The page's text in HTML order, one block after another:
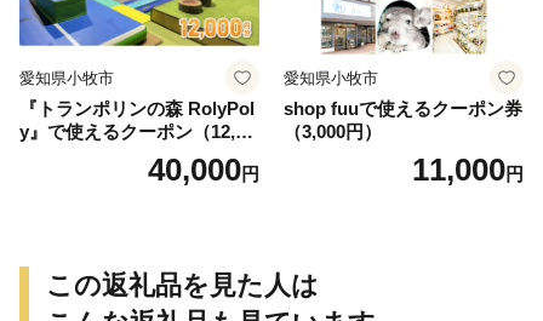
愛知県小牧市
『トランポリンの森 RolyPol
y』で使えるクーポン（12,00
40,000円
愛知県小牧市
shop fuuで使えるクーポン券
（3,000円）
11,000円
この返礼品を見た人は